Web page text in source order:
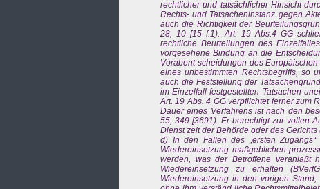
rechtlicher und tatsächlicher Hinsicht
Rechts- und Tatsacheninstanz gegen
auch die Richtigkeit der
28, 10 [15 f.1). Art. 19 Abs.4 GG
rechtliche Beurteilungen des
vorgesehene Bindung an die
Vorabent scheidungen des
eines unbestimmten Rechtsbegriffs, so
auch die Feststellung der
im Einzelfall festgestellten Tatsachen
Art. 19 Abs. 4 GG verpflichtet ferner zum
Dauer eines Verfahrens ist nach den
55, 349 [3691). Er berechtigt zur vollen
Dienst zeit der Behörde oder des Gerichts
d) In den Fällen des „ersten
Wiedereinsetzung maßgeblichen
werden, was der Betroffene veranlaßt
Wiedereinsetzung zu erhalten
Wiedereinsetzung in den vorigen